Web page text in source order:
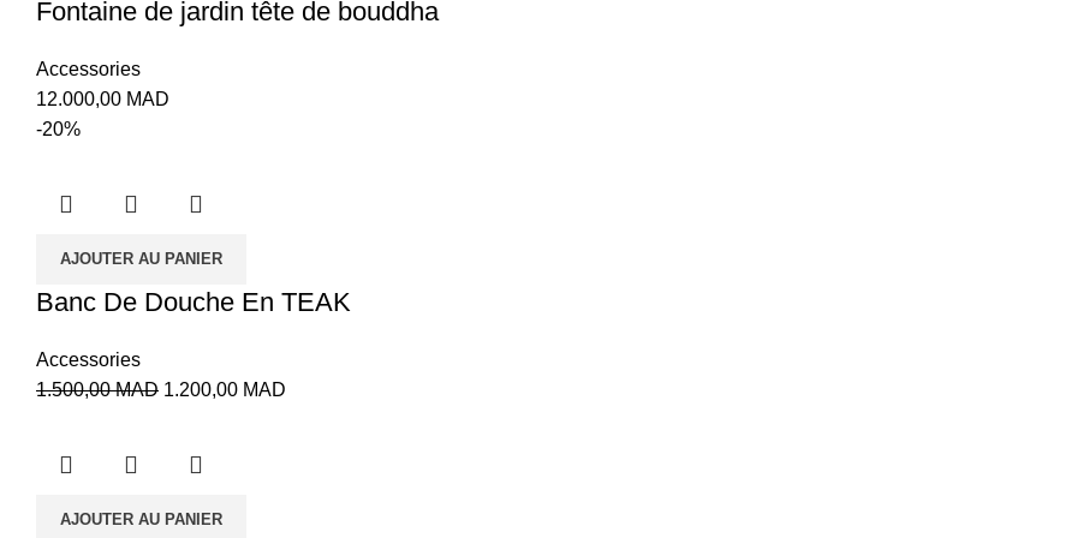
Fontaine de jardin tête de bouddha
Accessories
12.000,00 MAD
-20%
AJOUTER AU PANIER
Banc De Douche En TEAK
Accessories
1.500,00MAD 1.200,00 MAD
AJOUTER AU PANIER